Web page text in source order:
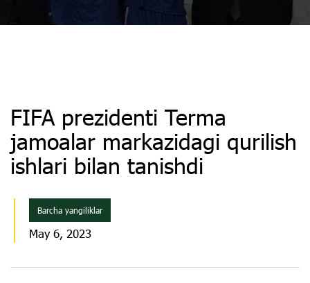
FIFA prezidenti Terma
jamoalar markazidagi qurilish
ishlari bilan tanishdi
Barcha yangiliklar
May 6, 2023